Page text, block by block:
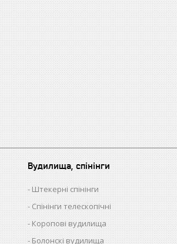
Вудилища, спінінги
Штекерні спінінги
Спінінги телескопічні
Коропові вудилища
Болонскі вудилища